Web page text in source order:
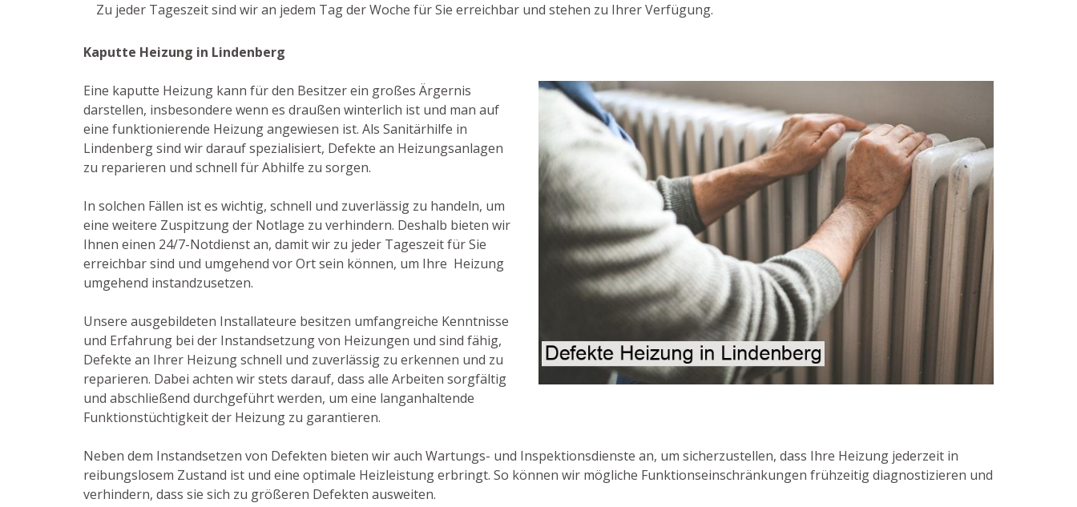
Zu jeder Tageszeit sind wir an jedem Tag der Woche für Sie erreichbar und stehen zu Ihrer Verfügung.
Kaputte Heizung in Lindenberg
Eine kaputte Heizung kann für den Besitzer ein großes Ärgernis
darstellen, insbesondere wenn es draußen winterlich ist und man auf
eine funktionierende Heizung angewiesen ist. Als Sanitärhilfe in
Lindenberg sind wir darauf spezialisiert, Defekte an Heizungsanlagen
zu reparieren und schnell für Abhilfe zu sorgen.
In solchen Fällen ist es wichtig, schnell und zuverlässig zu handeln, um
eine weitere Zuspitzung der Notlage zu verhindern. Deshalb bieten wir
Ihnen einen 24/7-Notdienst an, damit wir zu jeder Tageszeit für Sie
erreichbar sind und umgehend vor Ort sein können, um Ihre Heizung
umgehend instandzusetzen.
Unsere ausgebildeten Installateure besitzen umfangreiche Kenntnisse
und Erfahrung bei der Instandsetzung von Heizungen und sind fähig,
Defekte an Ihrer Heizung schnell und zuverlässig zu erkennen und zu
reparieren. Dabei achten wir stets darauf, dass alle Arbeiten sorgfältig
und abschließend durchgeführt werden, um eine langanhaltende
Funktionstüchtigkeit der Heizung zu garantieren.
Neben dem Instandsetzen von Defekten bieten wir auch Wartungs- und Inspektionsdienste an, um sicherzustellen, dass Ihre Heizung jederzeit in
reibungslosem Zustand ist und eine optimale Heizleistung erbringt. So können wir mögliche Funktionseinschränkungen frühzeitig diagnostizieren und
verhindern, dass sie sich zu größeren Defekten ausweiten.